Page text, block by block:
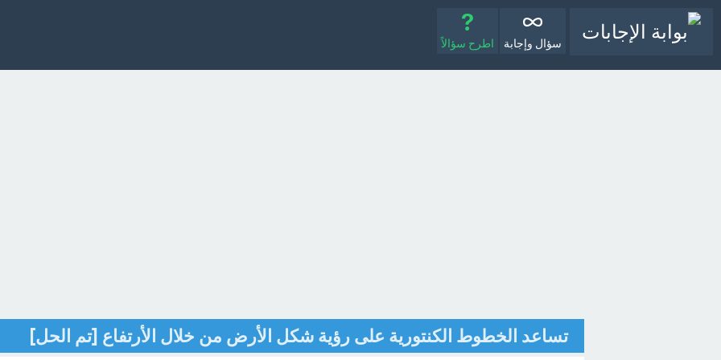
سؤال وإجابة اطرح سؤالاً
تساعد الخطوط الكنتورية على رؤية شكل الأرض من خلال الأرتفاع [تم الحل]